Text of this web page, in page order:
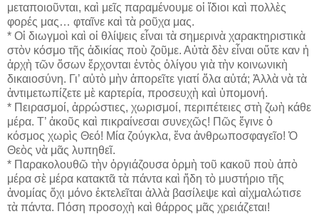
μεταποιοῦνται, καὶ μεῖς παραμένουμε οἱ ἴδιοι καὶ πολλὲς
φορές μας… φταῖνε καὶ τὰ ροῦχα μας.
* Οἱ διωγμοὶ καὶ οἱ θλίψεις εἶναι τὰ σημερινὰ χαρακτηριστικὰ
στὸν κόσμο τῆς ἀδικίας ποὺ ζοῦμε. Αὐτὰ δὲν εἶναι οὔτε καν ἡ
ἀρχὴ τῶν ὅσων ἔρχονται ἐντὸς ὀλίγου γιὰ τὴν κοινωνικὴ
δικαιοσύνη. Γι’ αὐτὸ μὴν ἀπορεῖτε γιατί ὅλα αὐτά; Ἀλλὰ νὰ τὰ
ἀντιμετωπίζετε μὲ καρτερία, προσευχὴ καὶ ὑπομονή.
* Πειρασμοί, ἀρρώστιες, χωρισμοί, περιπέτειες στὴ ζωὴ κάθε
μέρα. Τ’ ἀκοῦς καὶ πικραίνεσαι συνεχῶς! Πῶς ἔγινε ὁ
κόσμος χωρὶς Θεό! Μία ζούγκλα, ἕνα ἀνθρωποσφαγεῖο! Ὁ
Θεὸς νὰ μᾶς λυπηθεῖ.
* Παρακολουθῶ τὴν ὀργιάζουσα ὁρμὴ τοῦ κακοῦ ποὺ ἀπὸ
μέρα σὲ μέρα κατακτᾶ τὰ πάντα καὶ ἤδη τὸ μυστήριο τῆς
ἀνομίας ὄχι μόνο ἐκτελεῖται ἀλλὰ βασίλεψε καὶ αἰχμαλώτισε
τὰ πάντα. Πόση προσοχὴ καὶ θάρρος μᾶς χρειάζεται!